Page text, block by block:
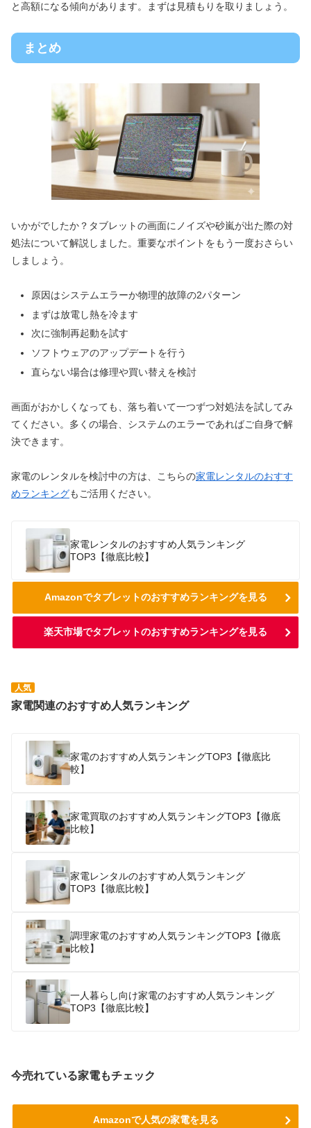
と高額になる傾向があります。まずは見積もりを取りましょう。
まとめ
いかがでしたか？タブレットの画面にノイズや砂嵐が出た際の対
処法について解説しました。重要なポイントをもう一度おさらい
しましょう。
原因はシステムエラーか物理的故障の2パターン
まずは放電し熱を冷ます
次に強制再起動を試す
ソフトウェアのアップデートを行う
直らない場合は修理や買い替えを検討
画面がおかしくなっても、落ち着いて一つずつ対処法を試してみ
てください。多くの場合、システムのエラーであればご自身で解
決できます。
家電のレンタルを検討中の方は、こちらの家電レンタルのおすす
めランキングもご活用ください。
家電レンタルのおすすめ人気ランキング
TOP3【徹底比較】
Amazonでタブレットのおすすめランキングを見る
楽天市場でタブレットのおすすめランキングを見る
人気
家電関連のおすすめ人気ランキング
家電のおすすめ人気ランキングTOP3【徹底比
較】
家電買取のおすすめ人気ランキングTOP3【徹底
比較】
家電レンタルのおすすめ人気ランキング
TOP3【徹底比較】
調理家電のおすすめ人気ランキングTOP3【徹底
比較】
一人暮らし向け家電のおすすめ人気ランキング
TOP3【徹底比較】
今売れている家電もチェック
Amazonで人気の家電を見る